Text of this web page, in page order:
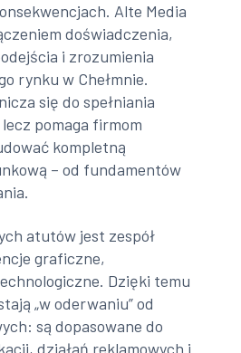
Alte Media
doświadczenia,
i zrozumienia
rynku w Chełmnie.
się do spełniania
pomaga firmom
kompletną
– od fundamentów
atutów jest zespół
graficzne,
Dzięki temu
„w oderwaniu” od
są dopasowane do
działań reklamowych i